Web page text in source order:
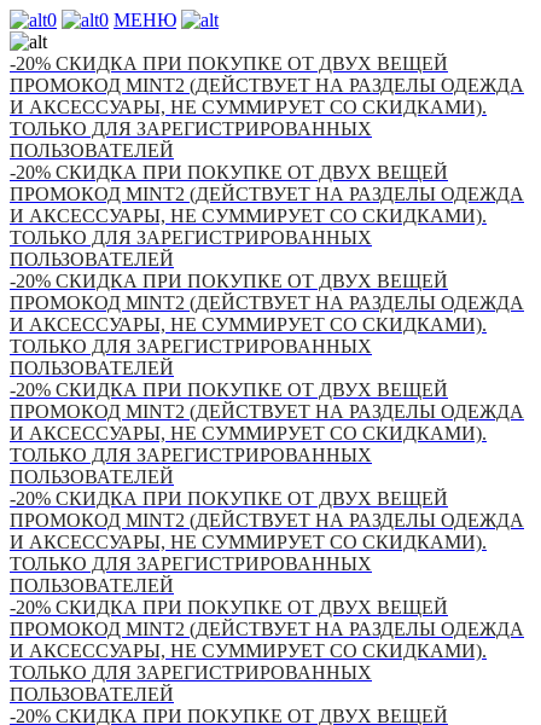
0 0 МЕНЮ
-20% СКИДКА ПРИ ПОКУПКЕ ОТ ДВУХ ВЕЩЕЙ
ПРОМОКОД MINT2 (ДЕЙСТВУЕТ НА РАЗДЕЛЫ ОДЕЖДА
И АКСЕССУАРЫ, НЕ СУММИРУЕТ СО СКИДКАМИ).
ТОЛЬКО ДЛЯ ЗАРЕГИСТРИРОВАННЫХ
ПОЛЬЗОВАТЕЛЕЙ
-20% СКИДКА ПРИ ПОКУПКЕ ОТ ДВУХ ВЕЩЕЙ
ПРОМОКОД MINT2 (ДЕЙСТВУЕТ НА РАЗДЕЛЫ ОДЕЖДА
И АКСЕССУАРЫ, НЕ СУММИРУЕТ СО СКИДКАМИ).
ТОЛЬКО ДЛЯ ЗАРЕГИСТРИРОВАННЫХ
ПОЛЬЗОВАТЕЛЕЙ
-20% СКИДКА ПРИ ПОКУПКЕ ОТ ДВУХ ВЕЩЕЙ
ПРОМОКОД MINT2 (ДЕЙСТВУЕТ НА РАЗДЕЛЫ ОДЕЖДА
И АКСЕССУАРЫ, НЕ СУММИРУЕТ СО СКИДКАМИ).
ТОЛЬКО ДЛЯ ЗАРЕГИСТРИРОВАННЫХ
ПОЛЬЗОВАТЕЛЕЙ
-20% СКИДКА ПРИ ПОКУПКЕ ОТ ДВУХ ВЕЩЕЙ
ПРОМОКОД MINT2 (ДЕЙСТВУЕТ НА РАЗДЕЛЫ ОДЕЖДА
И АКСЕССУАРЫ, НЕ СУММИРУЕТ СО СКИДКАМИ).
ТОЛЬКО ДЛЯ ЗАРЕГИСТРИРОВАННЫХ
ПОЛЬЗОВАТЕЛЕЙ
-20% СКИДКА ПРИ ПОКУПКЕ ОТ ДВУХ ВЕЩЕЙ
ПРОМОКОД MINT2 (ДЕЙСТВУЕТ НА РАЗДЕЛЫ ОДЕЖДА
И АКСЕССУАРЫ, НЕ СУММИРУЕТ СО СКИДКАМИ).
ТОЛЬКО ДЛЯ ЗАРЕГИСТРИРОВАННЫХ
ПОЛЬЗОВАТЕЛЕЙ
-20% СКИДКА ПРИ ПОКУПКЕ ОТ ДВУХ ВЕЩЕЙ
ПРОМОКОД MINT2 (ДЕЙСТВУЕТ НА РАЗДЕЛЫ ОДЕЖДА
И АКСЕССУАРЫ, НЕ СУММИРУЕТ СО СКИДКАМИ).
ТОЛЬКО ДЛЯ ЗАРЕГИСТРИРОВАННЫХ
ПОЛЬЗОВАТЕЛЕЙ
-20% СКИДКА ПРИ ПОКУПКЕ ОТ ДВУХ ВЕЩЕЙ